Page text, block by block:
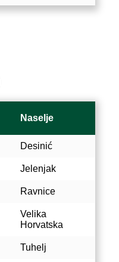
Naselje
Desinić
Jelenjak
Ravnice
Velika
Horvatska
Tuhelj